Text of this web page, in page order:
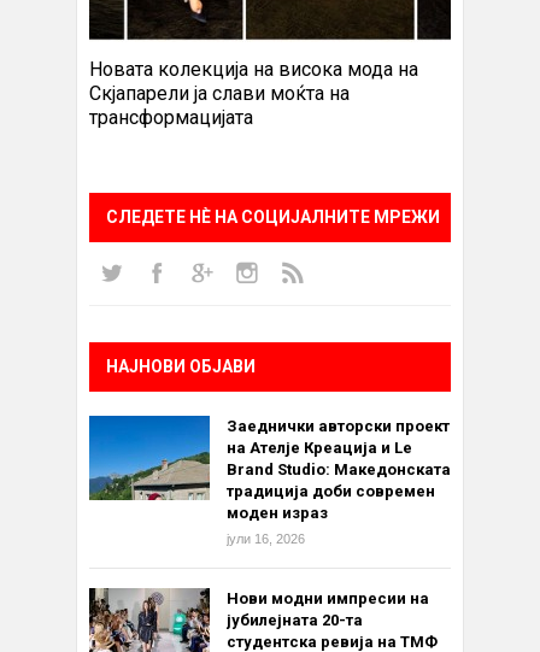
Новата колекција на висока мода на
Скјапарели ја слави моќта на
трансформацијата
СЛЕДЕТЕ НÈ НА СОЦИЈАЛНИТЕ МРЕЖИ
НАЈНОВИ ОБЈАВИ
Заеднички авторски проект
на Ателје Креација и Le
Brand Studio: Македонската
традиција доби современ
моден израз
јули 16, 2026
Нови модни импресии на
јубилејната 20-та
студентска ревија на ТМФ